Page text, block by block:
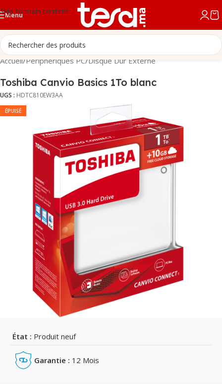
Skip to main content
Menu
Accueil/Périphériques PC/Disque Dur Externe
Toshiba Canvio Basics 1To blanc
UGS : HDTC810EW3AA
ÉPUISÉ
État : Produit neuf
Garantie : 12 Mois